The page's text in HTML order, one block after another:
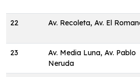
22 Av. Recoleta, Av. El
23
Av. Media Luna, Av. Pablo
Neruda